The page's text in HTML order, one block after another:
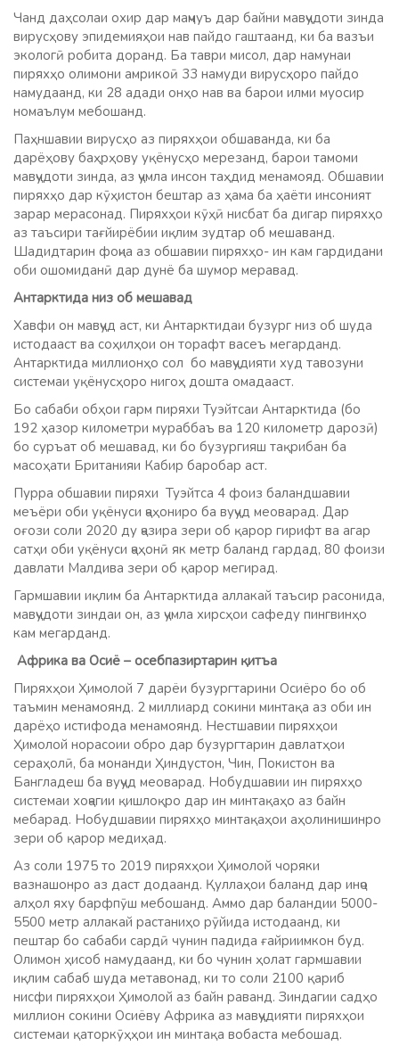
Чанд даҳсолаи охир дар маҷмуъ дар байни мавҷудоти зинда
вирусҳову эпидемияҳои нав пайдо гаштаанд, ки ба вазъи
экологӣ робита доранд. Ба таври мисол, дар намунаи
пиряхҳо олимони амрикоӣ 33 намуди вирусҳоро пайдо
намудаанд, ки 28 адади онҳо нав ва барои илми муосир
номаълум мебошанд.
Паҳншавии вирусҳо аз пиряхҳои обшаванда, ки ба
дарёҳову баҳрҳову уқёнусҳо мерезанд, барои тамоми
мавҷудоти зинда, аз ҷумла инсон таҳдид менамояд. Обшавии
пиряхҳо дар кӯҳистон бештар аз ҳама ба ҳаёти инсоният
зарар мерасонад. Пиряхҳои кӯҳӣ нисбат ба дигар пиряхҳо
аз таъсири тағйирёбии иқлим зудтар об мешаванд.
Шадидтарин фоҷиа аз обшавии пиряхҳо- ин кам гардидани
оби ошомиданӣ дар дунё ба шумор меравад.
Антарктида низ об мешавад
Хавфи он мавҷуд аст, ки Антарктидаи бузург низ об шуда
истодааст ва соҳилҳои он торафт васеъ мегарданд.
Антарктида миллионҳо сол бо мавҷудияти худ тавозуни
системаи уқёнусҳоро нигоҳ дошта омадааст.
Бо сабаби обҳои гарм пиряхи Туэйтсаи Антарктида (бо
192 ҳазор километри мураббаъ ва 120 километр дарозӣ)
бо суръат об мешавад, ки бо бузургияш тақрибан ба
масоҳати Британияи Кабир баробар аст.
Пурра обшавии пиряхи Туэйтса 4 фоиз баландшавии
меъёри оби уқёнуси ҷаҳониро ба вуҷуд меоварад. Дар
оғози соли 2020 ду ҷазира зери об қарор гирифт ва агар
сатҳи оби уқёнуси ҷаҳонӣ як метр баланд гардад, 80 фоизи
давлати Малдива зери об қарор мегирад.
Гармшавии иқлим ба Антарктида аллакай таъсир расонида,
мавҷудоти зиндаи он, аз ҷумла хирсҳои сафеду пингвинҳо
кам мегарданд.
Африка ва Осиё – осебпазиртарин қитъа
Пиряхҳои Ҳимолой 7 дарёи бузургтарини Осиёро бо об
таъмин менамоянд. 2 миллиард сокини минтақа аз оби ин
дарёҳо истифода менамоянд. Нестшавии пиряхҳои
Ҳимолой норасоии обро дар бузургтарин давлатҳои
сераҳолӣ, ба монанди Ҳиндустон, Чин, Покистон ва
Бангладеш ба вуҷуд меоварад. Нобудшавии ин пиряхҳо
системаи хоҷагии қишлоқро дар ин минтақаҳо аз байн
мебарад. Нобудшавии пиряхҳо минтақаҳои аҳолинишинро
зери об қарор медиҳад.
Аз соли 1975 то 2019 пиряхҳои Ҳимолой чоряки
вазнашонро аз даст додаанд. Қуллаҳои баланд дар инҷо
алҳол яху барфпӯш мебошанд. Аммо дар баландии 5000-
5500 метр аллакай растаниҳо рӯйида истодаанд, ки
пештар бо сабаби сардӣ чунин падида ғайриимкон буд.
Олимон ҳисоб намудаанд, ки бо чунин ҳолат гармшавии
иқлим сабаб шуда метавонад, ки то соли 2100 қариб
нисфи пиряхҳои Ҳимолой аз байн раванд. Зиндагии садҳо
миллион сокини Осиёву Африка аз мавҷудияти пиряхҳои
системаи қаторкӯҳҳои ин минтақа вобаста мебошад.